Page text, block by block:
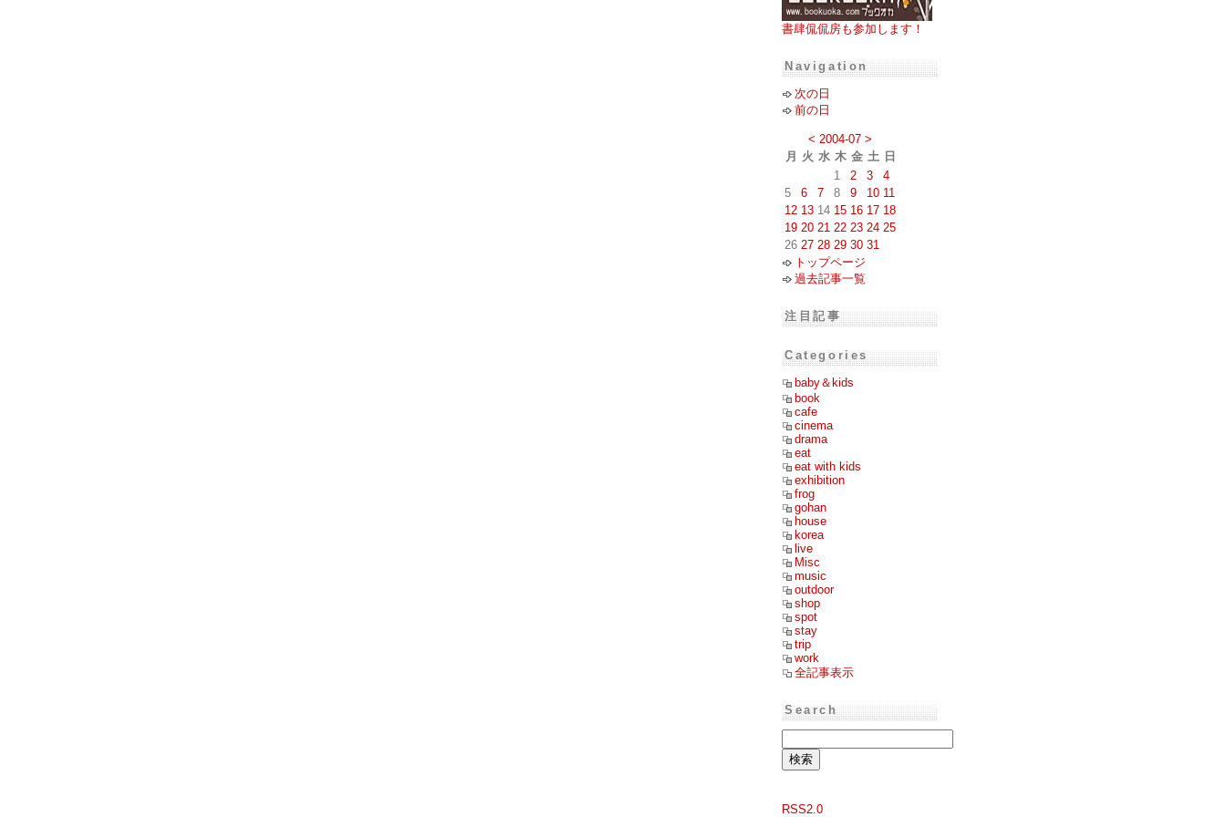
書肆侃侃房も参加します！
Navigation
次の日
前の日
< 2004-07 >
月
火 水 木 金 土 日
1
2 3
4
5
6 7 8 9 10 11
12 13 14 15 16 17 18
19 20 21 22 23 24 25
26 27 28 29 30 31
トップページ
過去記事一覧
注目記事
Categories
baby＆kids
book
cafe
cinema
drama
eat
eat with kids
exhibition
frog
gohan
house
korea
live
Misc
music
outdoor
shop
spot
stay
trip
work
全記事表示
Search
RSS2.0